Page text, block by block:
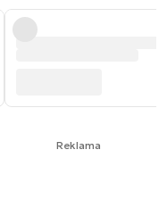
Reklama